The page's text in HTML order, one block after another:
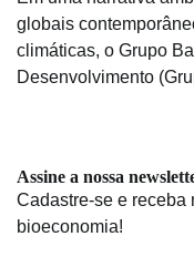
globais
climáticas, o Grupo
Desenvolvimento
Assine a nossa
Cadastre-se e
bioeconomia!